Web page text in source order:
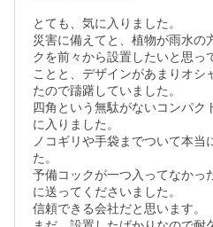
とても、気に入りました。
災害に備えてと、植物が雨水の
クを前々から設置したいと思っ
ことと、デザインがあまりオシ
たので躊躇していました。
四角という無駄がないコンパク
に入りました。
ノコギリや手袋までついて本当
た。
予備コックが一つ入ってなかっ
に送ってくださいました。
信頼できる会社だと思います。